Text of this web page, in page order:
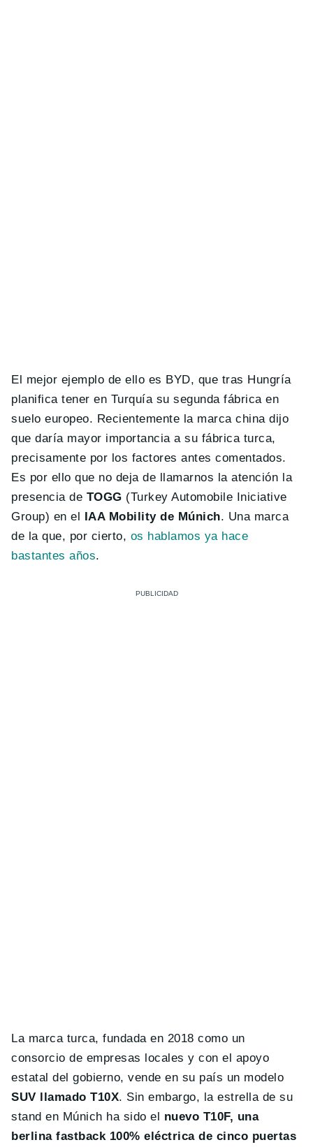
El mejor ejemplo de ello es BYD, que tras Hungría
planifica tener en Turquía su segunda fábrica en
suelo europeo. Recientemente la marca china dijo
que daría mayor importancia a su fábrica turca,
precisamente por los factores antes comentados.
Es por ello que no deja de llamarnos la atención la
presencia de TOGG (Turkey Automobile Iniciative
Group) en el
IAA Mobility de Múnich. Una marca
de la que, por cierto, os hablamos ya hace
bastantes años.
La marca turca, fundada en 2018 como un
consorcio de empresas locales y con el apoyo
estatal del gobierno, vende en su país un modelo
SUV llamado T10X. Sin embargo, la estrella de su
stand en Múnich ha sido el nuevo T10F, una
berlina fastback 100% eléctrica de cinco puertas